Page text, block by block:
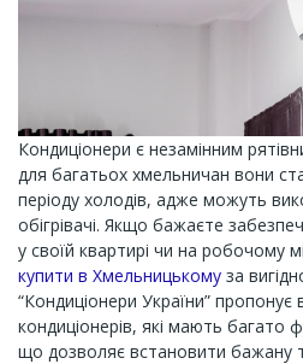
Кондиціонери є незамінним
для багатьох хмельничан вони
періоду холодів, адже можуть
обігрівачі. Якщо бажаєте
у своїй квартирі чи на робочому
купити в Хмельницькому за
“Кондиціонери України” пропонує
кондиціонерів, які мають багато
що дозволяє встановити бажану